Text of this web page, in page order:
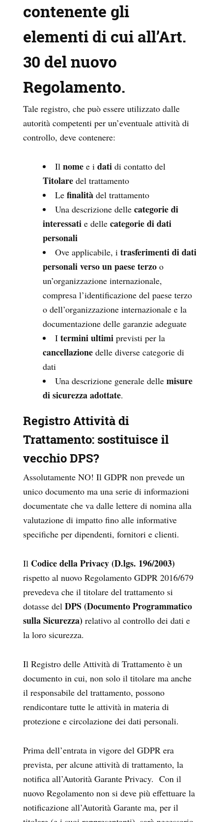
contenente gli
elementi di cui all’Art.
30 del nuovo
Regolamento.
Tale registro, che può essere utilizzato dalle
autorità competenti per un’eventuale attività di
controllo, deve contenere:
Il nome e i dati di contatto del
Titolare del trattamento
Le finalità del trattamento
Una descrizione delle categorie di
interessati e delle categorie di dati
personali
Ove applicabile, i trasferimenti di dati
personali verso un paese terzo o
un’organizzazione internazionale,
compresa l’identificazione del paese terzo
o dell’organizzazione internazionale e la
documentazione delle garanzie adeguate
I termini ultimi previsti per la
cancellazione delle diverse categorie di
dati
Una descrizione generale delle misure
di sicurezza adottate.
Registro Attivitàdi
Trattamento: sostituisce il
vecchio DPS?
Assolutamente NO! Il GDPR non prevede un
unico documento ma una serie di informazioni
documentate che va dalle lettere di nomina alla
valutazione di impatto fino alle informative
specifiche per dipendenti, fornitori e clienti.
Il Codice della Privacy (D.lgs. 196/2003)
rispetto al nuovo Regolamento GDPR 2016/679
prevedeva che il titolare del trattamento si
dotasse del DPS (Documento Programmatico
sulla Sicurezza) relativo al controllo dei dati e
la loro sicurezza.
Il Registro delle Attività di Trattamento è un
documento in cui, non solo il titolare ma anche
il responsabile del trattamento, possono
rendicontare tutte le attività in materia di
protezione e circolazione dei dati personali.
Prima dell’entrata in vigore del GDPR era
prevista, per alcune attività di trattamento, la
notifica all’Autorità Garante Privacy. Con il
nuovo Regolamento non si deve più effettuare la
notificazione all’Autorità Garante ma, per il